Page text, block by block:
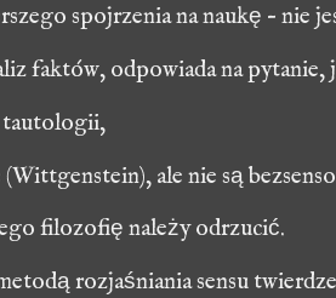
spojrzenia na naukę – nie
faktów, odpowiada na
tautologii,
ale nie są
filozofię należy odrzucić.
rozjaśniania sensu